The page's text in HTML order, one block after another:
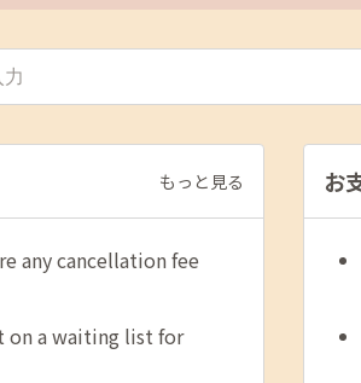
もっと見る
any cancellation fee
on a waiting list for
お